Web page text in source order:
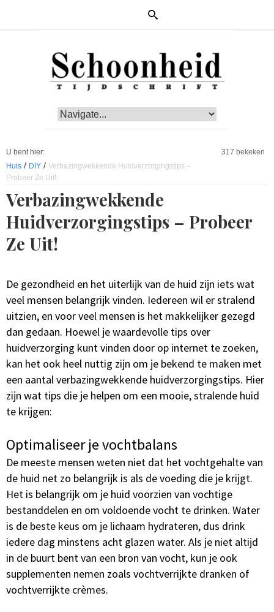
U bent hier:
Huis / DIY / Verbazingwekkende Huidverzorgingstips –
Probeer Ze Uit!
317 bekeken
Verbazingwekkende
Huidverzorgingstips – Probeer
Ze Uit!
De gezondheid en het uiterlijk van de huid zijn iets wat
veel mensen belangrijk vinden. Iedereen wil er stralend
uitzien, en voor veel mensen is het makkelijker gezegd
dan gedaan. Hoewel je waardevolle tips over
huidverzorging kunt vinden door op internet te zoeken,
kan het ook heel nuttig zijn om je bekend te maken met
een aantal verbazingwekkende huidverzorgingstips. Hier
zijn wat tips die je helpen om een mooie, stralende huid
te krijgen:
Optimaliseer je vochtbalans
De meeste mensen weten niet dat het vochtgehalte van
de huid net zo belangrijk is als de voeding die je krijgt.
Het is belangrijk om je huid voorzien van vochtige
bestanddelen en om voldoende vocht te drinken. Water
is de beste keus om je lichaam hydrateren, dus drink
iedere dag minstens acht glazen water. Als je niet altijd
in de buurt bent van een bron van vocht, kun je ook
supplementen nemen zoals vochtverrijkte dranken of
vochtverrijkte crèmes.